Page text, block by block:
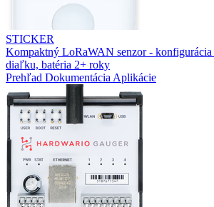
STICKER
Kompaktný LoRaWAN senzor - konfigurácia
diaľku, batéria 2+ roky
Prehľad Dokumentácia Aplikácie